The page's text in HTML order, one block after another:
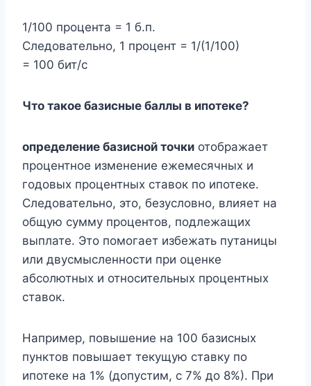
1/100 процента = 1 б.п.
Следовательно, 1 процент = 1/(1/100)
= 100 бит/с
Что такое базисные баллы в ипотеке?
определение базисной точки отображает
процентное изменение ежемесячных и
годовых процентных ставок по ипотеке.
Следовательно, это, безусловно, влияет на
общую сумму процентов, подлежащих
выплате. Это помогает избежать путаницы
или двусмысленности при оценке
абсолютных и относительных процентных
ставок.
Например, повышение на 100 базисных
пунктов повышает текущую ставку по
ипотеке на 1% (допустим, с 7% до 8%). При